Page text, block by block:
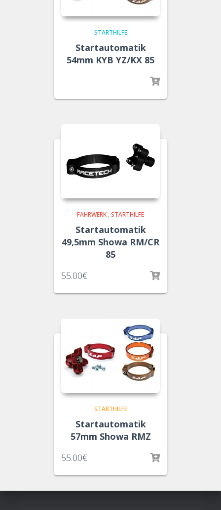
STARTHILFE
Startautomatik
54mm KYB YZ/KX 85
FAHRWERK , STARTHILFE
Startautomatik
49,5mm Showa RM/CR
85
55.00€
STARTHILFE
Startautomatik
57mm Showa RMZ
55.00€